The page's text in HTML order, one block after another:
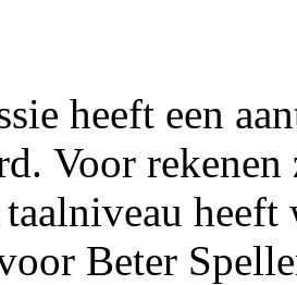
heeft een
Voor
Beter